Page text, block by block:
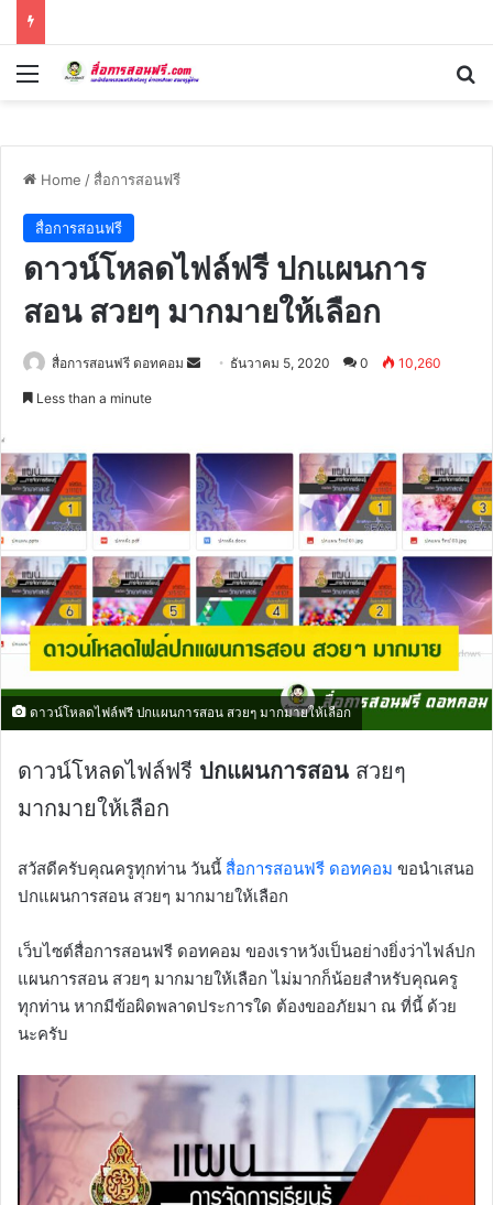
Menu
Home / สื่อการสอนฟรี
สื่อการสอนฟรี
ดาวน์โหลดไฟล์ฟรี ปกแผนการ
สอน สวยๆ มากมายให้เลือก
สื่อการสอนฟรี ดอทคอม
Send ธันวาคม 5, 2020 0 10,260
Less than a minute
ดาวน์โหลดไฟล์ฟรี ปกแผนการสอน สวยๆ มากมายให้เลือก
ดาวน์โหลดไฟล์ฟรี ปกแผนการสอน สวยๆ
มากมายให้เลือก
สวัสดีครับคุณครูทุกท่าน วันนี้ สื่อการสอนฟรี ดอทคอม ขอนำเสนอ
ปกแผนการสอน สวยๆ มากมายให้เลือก
เว็บไซต์สื่อการสอนฟรี ดอทคอม ของเราหวังเป็นอย่างยิ่งว่าไฟล์ปก
แผนการสอน สวยๆ มากมายให้เลือก ไม่มากก็น้อยสำหรับคุณครู
ทุกท่าน หากมีข้อผิดพลาดประการใด ต้องขออภัยมา ณ ที่นี้ ด้วย
นะครับ